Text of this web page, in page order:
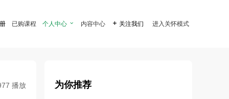
已购课程 个人中心  内容中心  关注我们 进入关怀模式
播放 为你推荐